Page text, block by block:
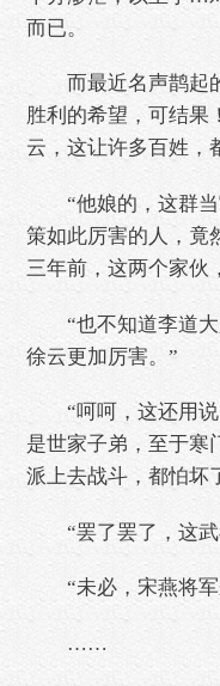
而已。
而最近名声鹊起的
胜利的希望，可结果
云，这让许多百姓，
“他娘的，这群当
策如此厉害的人，竟
三年前，这两个家伙
“也不知道李道大
徐云更加厉害。”
“呵呵，这还用说
是世家子弟，至于寒
派上去战斗，都怕坏
“罢了罢了，这武
“未必，宋燕将军
……